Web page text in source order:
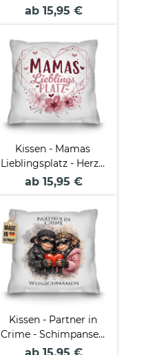
mit Name &
ab 15,95 €
Kissen - Mamas
Lieblingsplatz - Herz -
in 7 Farben
ab 15,95 €
Kissen - Partner in
Crime - Schimpansen
- mit Namen